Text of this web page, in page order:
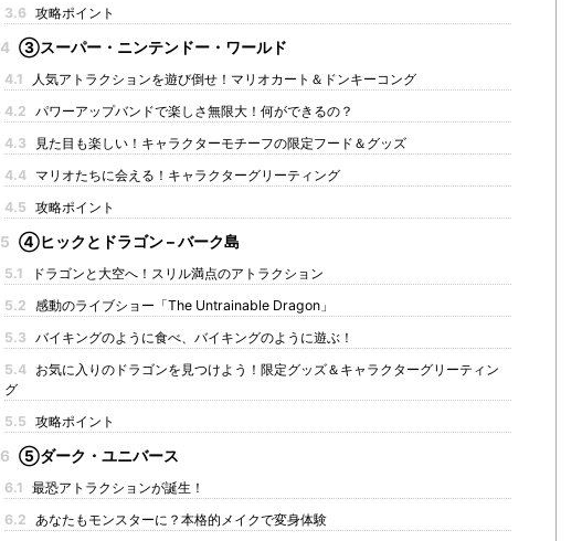
3.6 攻略ポイント
4 ③スーパー・ニンテンドー・ワールド
4.1
人気アトラクションを遊び倒せ！マリオカート＆ドンキーコング
4.2 パワーアップバンドで楽しさ無限大！何ができるの？
4.3
見た目も楽しい！キャラクターモチーフの限定フード＆グッズ
4.4
マリオたちに会える！キャラクターグリーティング
4.5 攻略ポイント
5 ④ヒックとドラゴン – バーク島
5.1
ドラゴンと大空へ！スリル満点のアトラクション
5.2 感動のライブショー「The Untrainable Dragon」
5.3 バイキングのように食べ、バイキングのように遊ぶ！
5.4
お気に入りのドラゴンを見つけよう！限定グッズ＆キャラクターグリーティン
グ
5.5 攻略ポイント
6 ⑤ダーク・ユニバース
6.1 最恐アトラクションが誕生！
6.2 あなたもモンスターに？本格的メイクで変身体験